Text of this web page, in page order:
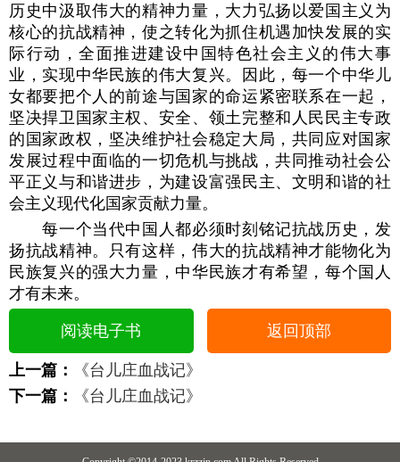
历史中汲取伟大的精神力量，大力弘扬以爱国主义为
核心的抗战精神，使之转化为抓住机遇加快发展的实
际行动，全面推进建设中国特色社会主义的伟大事
业，实现中华民族的伟大复兴。因此，每一个中华儿
女都要把个人的前途与国家的命运紧密联系在一起，
坚决捍卫国家主权、安全、领土完整和人民民主专政
的国家政权，坚决维护社会稳定大局，共同应对国家
发展过程中面临的一切危机与挑战，共同推动社会公
平正义与和谐进步，为建设富强民主、文明和谐的社
会主义现代化国家贡献力量。
每一个当代中国人都必须时刻铭记抗战历史，发
扬抗战精神。只有这样，伟大的抗战精神才能物化为
民族复兴的强大力量，中华民族才有希望，每个国人
才有未来。
阅读电子书 返回顶部
上一篇：
《台儿庄血战记》
下一篇：
《台儿庄血战记》